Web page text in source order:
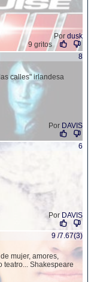
Por dusk
9 gritos
8
calles" irlandesa
Por DAVIS
6
Por DAVIS
9 /7.67(3)
mujer, amores,
teatro... Shakespeare